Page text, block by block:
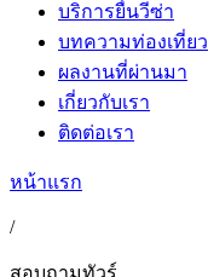
บริการยื่นวีซ่า
บทความท่องเที่ยว
ผลงานที่ผ่านมา
เกี่ยวกับเรา
ติดต่อเรา
หน้าแรก
/
สอบถามทัวร์